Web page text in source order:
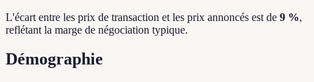
L'écart entre les prix de transaction et les prix annoncés est de 9 %,
reflétant la marge de négociation typique.
Démographie